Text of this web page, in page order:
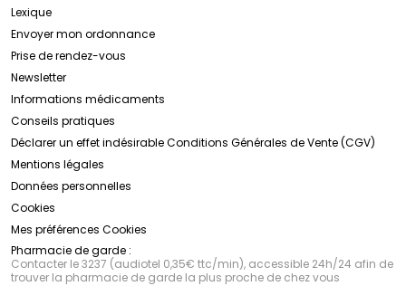
Lexique
Envoyer mon ordonnance
Prise de rendez-vous
Newsletter
Informations médicaments
Conseils pratiques
Déclarer un effet indésirableConditions Générales de Vente (CGV)
Mentions légales
Données personnelles
Cookies
Mes préférences Cookies
Pharmacie de garde :
Contacter le 3237 (audiotel 0,35€ ttc/min), accessible 24h/24 afin de
trouver la pharmacie de garde la plus proche de chez vous